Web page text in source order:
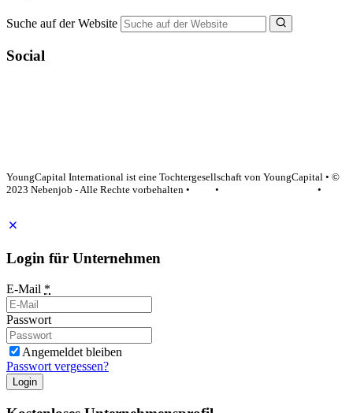
Suche auf der Website
Social
YoungCapital International ist eine Tochtergesellschaft von YoungCapital • ©
2023 Nebenjob - Alle Rechte vorbehalten •
•
•
Login für Unternehmen
E-Mail *
Passwort
Angemeldet bleiben
Passwort vergessen?
Login